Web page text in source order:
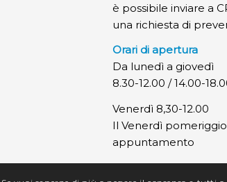
è possibile inviare a
una richiesta di
Orari di apertura
Da lunedì a giovedì
8.30-12.00 / 14.00-
Venerdì 8,30-12.00
Il Venerdì
appuntamento